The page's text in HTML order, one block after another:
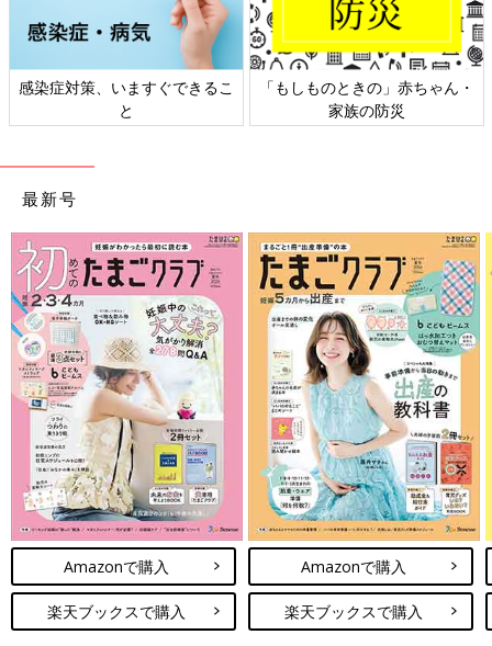
感染症対策、いますぐできるこ
と
「もしものときの」赤ちゃん・
家族の防災
最新号
Amazonで購入
楽天ブックスで購入
Amazonで購入
楽天ブックスで購入